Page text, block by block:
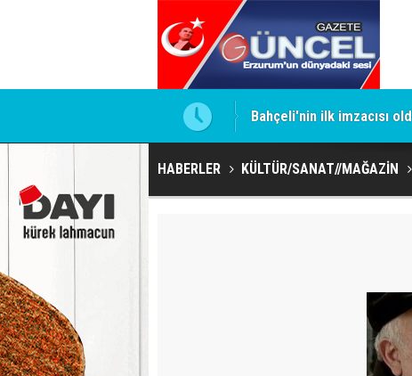
Bahçeli'nin ilk imzacısı
HABERLER KÜLTÜR/SANAT//MAĞAZİN